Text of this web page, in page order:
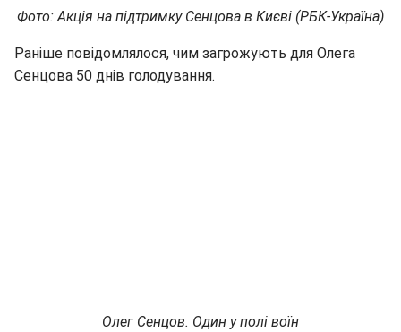
Фото: Акція на підтримку Сенцова в Києві (РБК-Україна)
Раніше повідомлялося, чим загрожують для Олега
Сенцова 50 днів голодування.
Олег Сенцов. Один у полі воїн